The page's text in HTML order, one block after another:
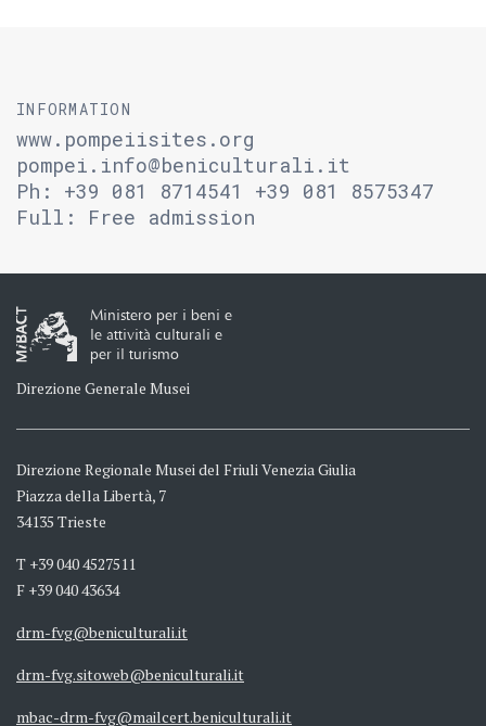
INFORMATION
www.pompeiisites.org
pompei.info@beniculturali.it
Ph: +39 081 8714541 +39 081 8575347
Full: Free admission
Ministero per i beni e
le attività culturali e
per il turismo
Direzione Generale Musei
Direzione Regionale Musei del Friuli Venezia Giulia
Piazza della Libertà, 7
34135 Trieste
T +39 040 4527511
F +39 040 43634
drm-fvg@beniculturali.it
drm-fvg.sitoweb@beniculturali.it
mbac-drm-fvg@mailcert.beniculturali.it